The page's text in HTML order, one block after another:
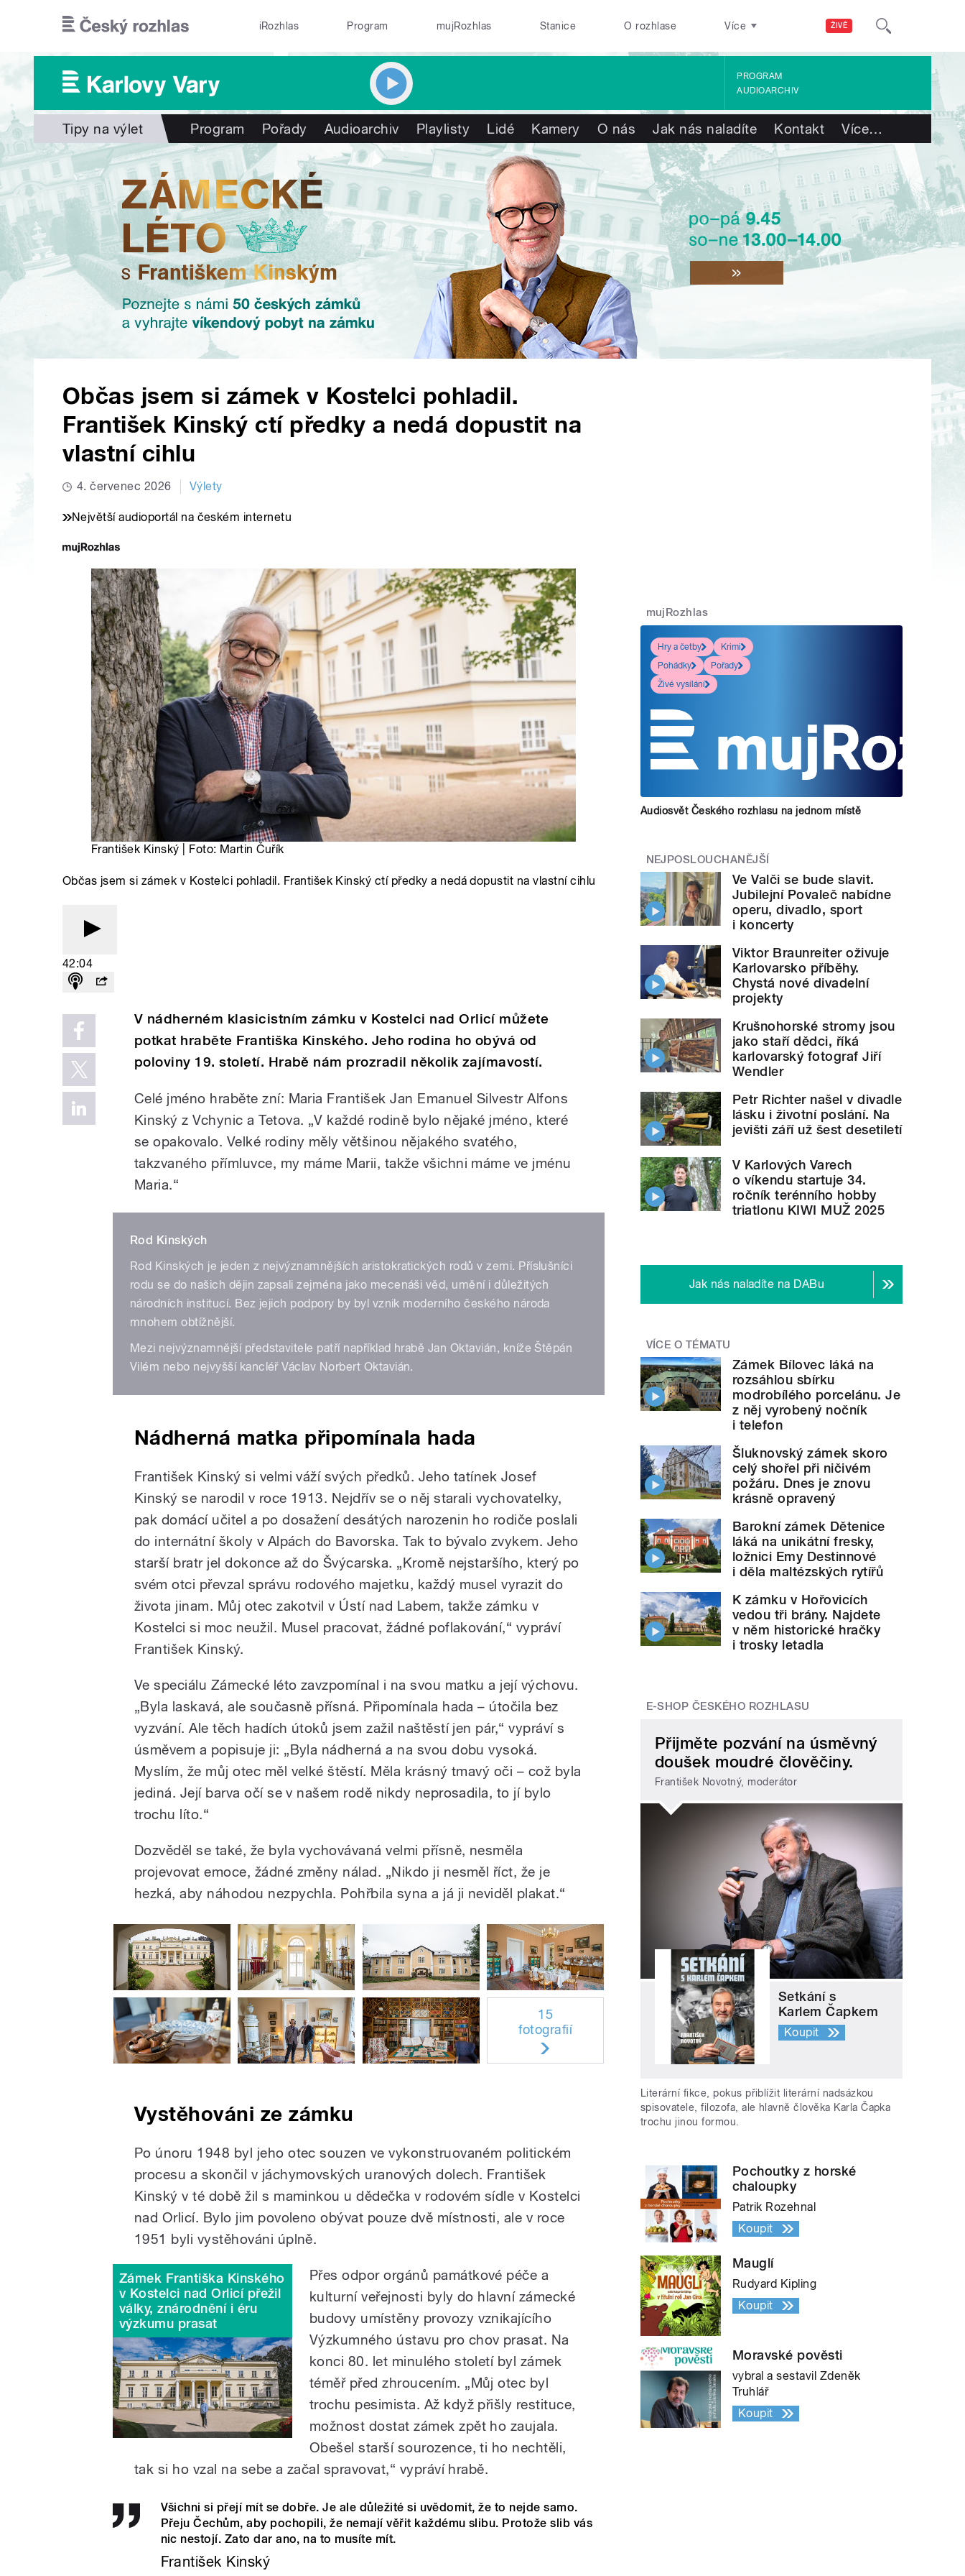
ŽIVĚ
iRozhlas Program mujRozhlas Stanice O rozhlase Více
PROGRAM
AUDIOARCHIV
Tipy na výlet Program Pořady Audioarchiv Playlisty Lidé Kamery O nás Jak nás naladíte Kontakt Více…
Občas jsem si zámek v Kostelci pohladil.
František Kinský ctí předky a nedá dopustit na
vlastní cihlu
4. červenec 2026 Výlety
Největší audioportál na českém internetu
František Kinský | Foto: Martin Čuřík
Občas jsem si zámek v Kostelci pohladil. František Kinský ctí předky a nedá dopustit na vlastní cihlu
42:04
V nádherném klasicistním zámku v Kostelci nad Orlicí můžete
potkat hraběte Františka Kinského. Jeho rodina ho obývá od
poloviny 19. století. Hrabě nám prozradil několik zajímavostí.
Celé jméno hraběte zní: Maria František Jan Emanuel Silvestr Alfons
Kinský z Vchynic a Tetova. „V každé rodině bylo nějaké jméno, které
se opakovalo. Velké rodiny měly většinou nějakého svatého,
takzvaného přímluvce, my máme Marii, takže všichni máme ve jménu
Maria.“
Rod Kinských
Rod Kinských je jeden z nejvýznamnějších aristokratických rodů v zemi. Příslušníci
rodu se do našich dějin zapsali zejména jako mecenáši věd, umění i důležitých
národních institucí. Bez jejich podpory by byl vznik moderního českého národa
mnohem obtížnější.
Mezi nejvýznamnější představitele patří například hrabě Jan Oktavián, kníže Štěpán
Vilém nebo nejvyšší kancléř Václav Norbert Oktavián.
Nádherná matka připomínala hada
František Kinský si velmi váží svých předků. Jeho tatínek Josef
Kinský se narodil v roce 1913. Nejdřív se o něj starali vychovatelky,
pak domácí učitel a po dosažení desátých narozenin ho rodiče poslali
do internátní školy v Alpách do Bavorska. Tak to bývalo zvykem. Jeho
starší bratr jel dokonce až do Švýcarska. „Kromě nejstaršího, který po
svém otci převzal správu rodového majetku, každý musel vyrazit do
života jinam. Můj otec zakotvil v Ústí nad Labem, takže zámku v
Kostelci si moc neužil. Musel pracovat, žádné poflakování,“ vypráví
František Kinský.
Ve speciálu Zámecké léto zavzpomínal i na svou matku a její výchovu.
„Byla laskavá, ale současně přísná. Připomínala hada – útočila bez
vyzvání. Ale těch hadích útoků jsem zažil naštěstí jen pár,“ vypráví s
úsměvem a popisuje ji: „Byla nádherná a na svou dobu vysoká.
Myslím, že můj otec měl velké štěstí. Měla krásný tmavý oči – což byla
jediná. Její barva očí se v našem rodě nikdy neprosadila, to jí bylo
trochu líto.“
Dozvěděl se také, že byla vychovávaná velmi přísně, nesměla
projevovat emoce, žádné změny nálad. „Nikdo ji nesměl říct, že je
hezká, aby náhodou nezpychla. Pohřbila syna a já ji neviděl plakat.“
15
fotografií
Vystěhováni ze zámku
Po únoru 1948 byl jeho otec souzen ve vykonstruovaném politickém
procesu a skončil v jáchymovských uranových dolech. František
Kinský v té době žil s maminkou u dědečka v rodovém sídle v Kostelci
nad Orlicí. Bylo jim povoleno obývat pouze dvě místnosti, ale v roce
1951 byli vystěhováni úplně.
Zámek Františka Kinského
v Kostelci nad Orlicí přežil
války, znárodnění i éru
výzkumu prasat
Přes odpor orgánů památkové péče a
kulturní veřejnosti byly do hlavní zámecké
budovy umístěny provozy vznikajícího
Výzkumného ústavu pro chov prasat. Na
konci 80. let minulého století byl zámek
téměř před zhroucením. „Můj otec byl
trochu pesimista. Až když přišly restituce,
možnost dostat zámek zpět ho zaujala.
Obešel starší sourozence, ti ho nechtěli,
tak si ho vzal na sebe a začal spravovat,“ vypráví hrabě.
Všichni si přejí mít se dobře. Je ale důležité si uvědomit, že to nejde samo.
Přeju Čechům, aby pochopili, že nemají věřit každému slibu. Protože slib vás
nic nestojí. Zato dar ano, na to musíte mít.
František Kinský
mujRozhlas
Hry a četby
Krimi
Pohádky
Pořady
Živé vysílání
Audiosvět Českého rozhlasu na jednom místě
NEJPOSLOUCHANĚJŠÍ
Ve Valči se bude slavit.
Jubilejní Povaleč nabídne
operu, divadlo, sport
i koncerty
Viktor Braunreiter oživuje
Karlovarsko příběhy.
Chystá nové divadelní
projekty
Krušnohorské stromy jsou
jako staří dědci, říká
karlovarský fotograf Jiří
Wendler
Petr Richter našel v divadle
lásku i životní poslání. Na
jevišti září už šest desetiletí
V Karlových Varech
o víkendu startuje 34.
ročník terénního hobby
triatlonu KIWI MUŽ 2025
Jak nás naladíte na DABu
VÍCE O TÉMATU
Zámek Bílovec láká na
rozsáhlou sbírku
modrobílého porcelánu. Je
z něj vyrobený nočník
i telefon
Šluknovský zámek skoro
celý shořel při ničivém
požáru. Dnes je znovu
krásně opravený
Barokní zámek Dětenice
láká na unikátní fresky,
ložnici Emy Destinnové
i děla maltézských rytířů
K zámku v Hořovicích
vedou tři brány. Najdete
v něm historické hračky
i trosky letadla
E-SHOP ČESKÉHO ROZHLASU
Přijměte pozvání na úsměvný
doušek moudré člověčiny.
František Novotný, moderátor
Setkání s
Karlem Čapkem
Koupit
Literární fikce, pokus přiblížit literární nadsázkou
spisovatele, filozofa, ale hlavně člověka Karla Čapka
trochu jinou formou.
Pochoutky z horské
chaloupky
Patrik Rozehnal
Koupit
Mauglí
Rudyard Kipling
Koupit
Moravské pověsti
vybral a sestavil Zdeněk
Truhlář
Koupit